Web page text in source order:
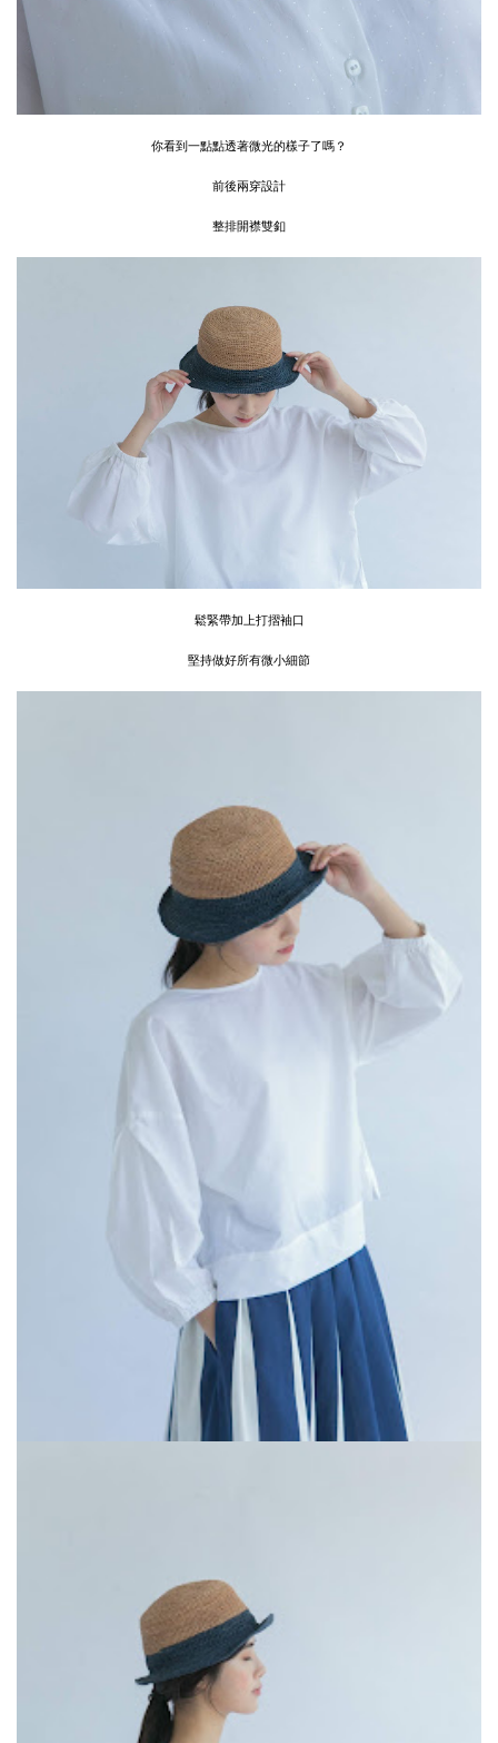
你看到一點點透著微光的樣子了嗎？
前後兩穿設計
整排開襟雙釦
鬆緊帶加上打摺袖口
堅持做好所有微小細節